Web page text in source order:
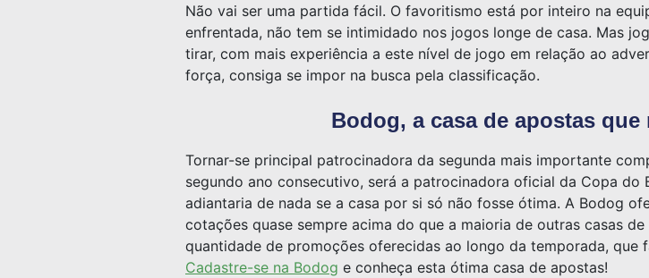
Não vai ser uma partida fácil. O favoritismo está por inteiro na
enfrentada, não tem se intimidado nos jogos longe de casa. Mas
tirar, com mais experiência a este nível de jogo em relação ao
força, consiga se impor na busca pela classificação.
Bodog, a casa de apostas
Tornar-se principal patrocinadora da segunda mais importante
segundo ano consecutivo, será a patrocinadora oficial da Copa
adiantaria de nada se a casa por si só não fosse ótima. A Bodog
cotações quase sempre acima do que a maioria de outras casas
quantidade de promoções oferecidas ao longo da temporada, que
Cadastre-se na Bodog e conheça esta ótima casa de apostas!